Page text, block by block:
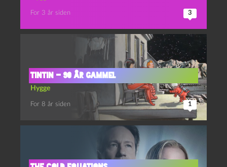
For 3 år siden 3
Tintin – 90 år gammel
Hygge
For 8 år siden 1